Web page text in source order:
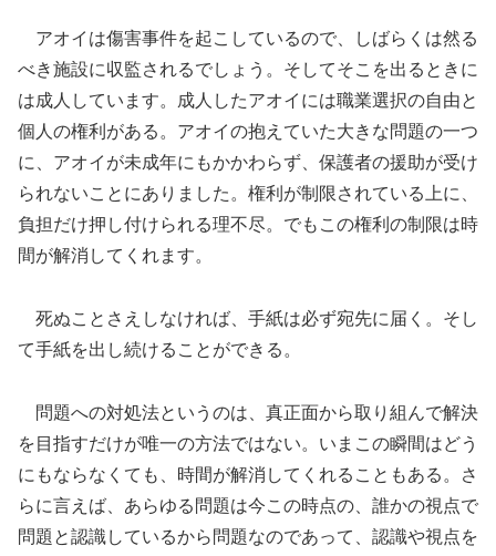
アオイは傷害事件を起こしているので、しばらくは然る
べき施設に収監されるでしょう。そしてそこを出るときに
は成人しています。成人したアオイには職業選択の自由と
個人の権利がある。アオイの抱えていた大きな問題の一つ
に、アオイが未成年にもかかわらず、保護者の援助が受け
られないことにありました。権利が制限されている上に、
負担だけ押し付けられる理不尽。でもこの権利の制限は時
間が解消してくれます。
死ぬことさえしなければ、手紙は必ず宛先に届く。そし
て手紙を出し続けることができる。
問題への対処法というのは、真正面から取り組んで解決
を目指すだけが唯一の方法ではない。いまこの瞬間はどう
にもならなくても、時間が解消してくれることもある。さ
らに言えば、あらゆる問題は今この時点の、誰かの視点で
問題と認識しているから問題なのであって、認識や視点を